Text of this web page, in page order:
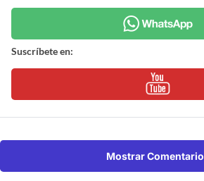
Suscríbete en:
Mostrar